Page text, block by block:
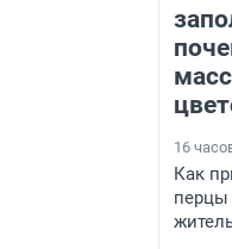
16
Как
перцы